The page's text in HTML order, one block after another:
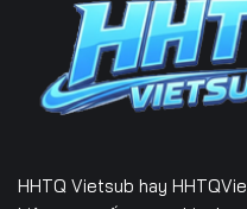
HHTQ Vietsub hay